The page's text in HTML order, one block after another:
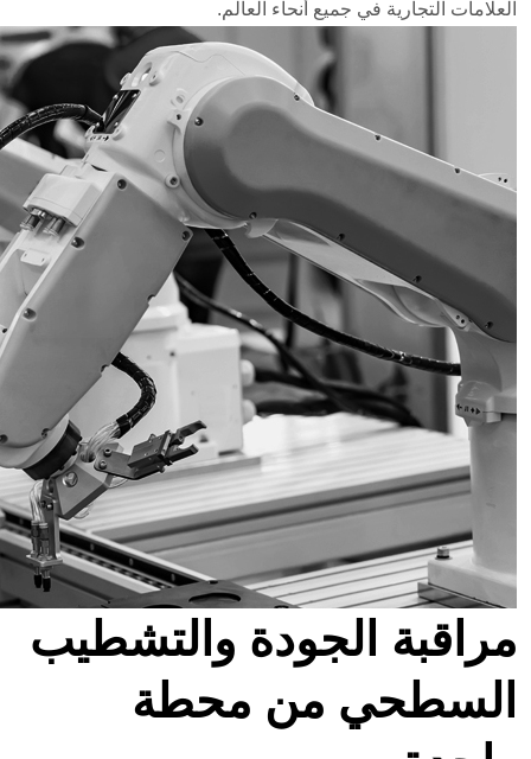
العلامات التجارية في جميع أنحاء العالم.
مراقبة الجودة والتشطيب
السطحي من محطة